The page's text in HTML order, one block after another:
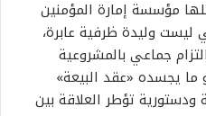
مؤسسة إمارة المؤمنين
وليدة ظرفية عابرة،
جماعي بالمشروعية
ما يجسده «عقد البيعة»
ودستورية تؤطر العلاقة بين